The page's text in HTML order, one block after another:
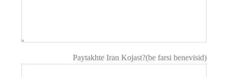
Paytakhte Iran Kojast?(be farsi benevisid)